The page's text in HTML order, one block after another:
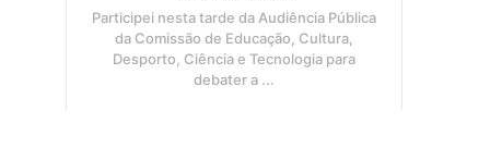
Participei nesta tarde da Audiência Pública
da Comissão de Educação, Cultura,
Desporto, Ciência e Tecnologia para
debater a ...